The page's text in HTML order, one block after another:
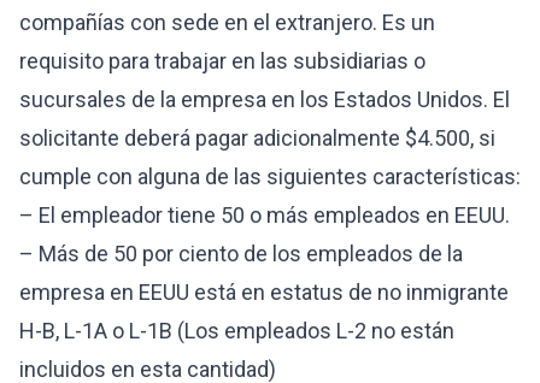
compañías con sede en el extranjero. Es un
requisito para trabajar en las subsidiarias o
sucursales de la empresa en los Estados Unidos. El
solicitante deberá pagar adicionalmente $4.500, si
cumple con alguna de las siguientes características:
– El empleador tiene 50 o más empleados en EEUU.
– Más de 50 por ciento de los empleados de la
empresa en EEUU está en estatus de no inmigrante
H-B, L-1A o L-1B (Los empleados L-2 no están
incluidos en esta cantidad)